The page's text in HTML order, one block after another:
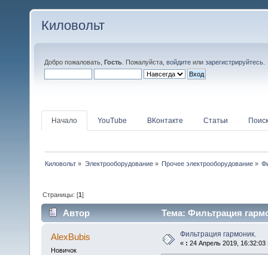
Киловольт
Добро пожаловать, Гость . Пожалуйста, войдите или зарегистрируйтесь
Начало YouTube ВКонтакте Статьи Поиск
Киловольт » Электрооборудование» Прочее электрооборудование»
Страницы: [1]
Автор Тема: Фильтрация
AlexBubis
Новичок
Фильтрация гармоник.
« : 24 Апрель 2019, 16:32:03